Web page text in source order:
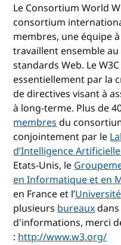
Le Consortium World
consortium
membres, une équipe
travaillent ensemble
standards Web. Le
essentiellement par la
de directives visant à
à long-terme. Plus de
membresdu
conjointement par le
d’Intelligence
Etats-Unis, le
en Informatique et en
en France et l’
plusieursbureauxdans
d'informations, merci
:http://www.w3.org/